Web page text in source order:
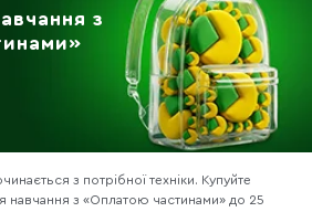
з
з потрібної техніки. Купуйте
навчання з «Оплатою частинами» до 25